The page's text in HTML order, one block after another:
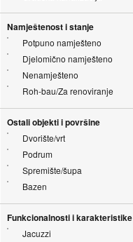
Namještenost i stanje
Potpuno namješteno
Djelomično namješteno
Nenamješteno
Roh-bau/Za renoviranje
Ostali objekti i površine
Dvorište/vrt
Podrum
Spremište/šupa
Bazen
Funkcionalnosti i karakteristike
Jacuzzi